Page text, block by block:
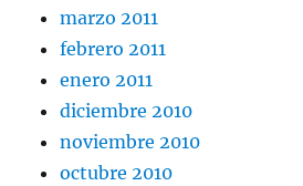
marzo 2011
febrero 2011
enero 2011
diciembre 2010
noviembre 2010
octubre 2010